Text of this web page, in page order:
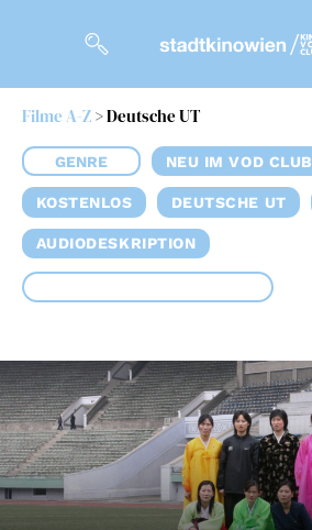
Magazin
Kuratierungen
Events
Filmpakete
Gutscheine
& Filmpässe
Account
Filme A-Z> Deutsche UT
GENRE NEU IM VOD CLUB
KOSTENLOS DEUTSCHE UT
AUDIODESKRIPTION